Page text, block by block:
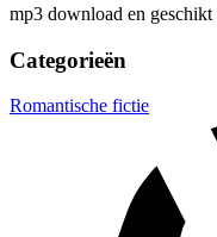
mp3 download en
Categorieën
Romantische fictie